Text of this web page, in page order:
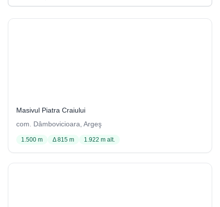
Masivul Piatra Craiului
com. Dâmbovicioara, Argeş
1.500 m Δ 815 m 1.922 m alt.